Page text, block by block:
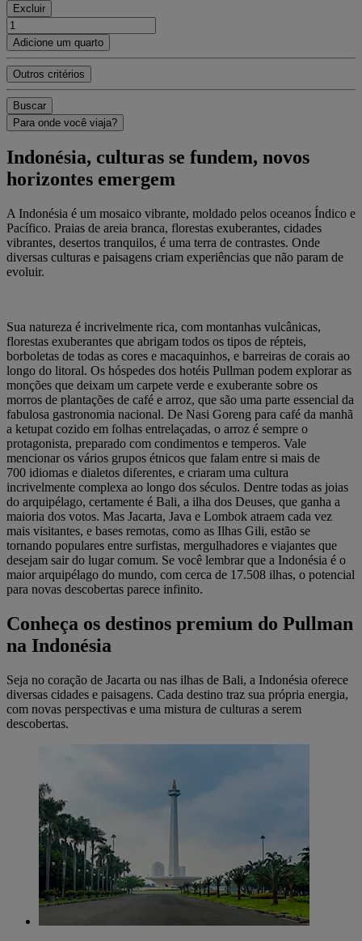
Excluir
Adicione um quarto
Outros critérios
Buscar
Para onde você viaja?
Indonésia, culturas se fundem, novos
horizontes emergem
A Indonésia é um mosaico vibrante, moldado pelos oceanos Índico e
Pacífico. Praias de areia branca, florestas exuberantes, cidades
vibrantes, desertos tranquilos, é uma terra de contrastes. Onde
diversas culturas e paisagens criam experiências que não param de
evoluir.
Sua natureza é incrivelmente rica, com montanhas vulcânicas,
florestas exuberantes que abrigam todos os tipos de répteis,
borboletas de todas as cores e macaquinhos, e barreiras de corais ao
longo do litoral. Os hóspedes dos hotéis Pullman podem explorar as
monções que deixam um carpete verde e exuberante sobre os
morros de plantações de café e arroz, que são uma parte essencial da
fabulosa gastronomia nacional. De Nasi Goreng para café da manhã
a ketupat cozido em folhas entrelaçadas, o arroz é sempre o
protagonista, preparado com condimentos e temperos. Vale
mencionar os vários grupos étnicos que falam entre si mais de
700 idiomas e dialetos diferentes, e criaram uma cultura
incrivelmente complexa ao longo dos séculos. Dentre todas as joias
do arquipélago, certamente é Bali, a ilha dos Deuses, que ganha a
maioria dos votos. Mas Jacarta, Java e Lombok atraem cada vez
mais visitantes, e bases remotas, como as Ilhas Gili, estão se
tornando populares entre surfistas, mergulhadores e viajantes que
desejam sair do lugar comum. Se você lembrar que a Indonésia é o
maior arquipélago do mundo, com cerca de 17.508 ilhas, o potencial
para novas descobertas parece infinito.
Conheça os destinos premium do Pullman
na Indonésia
Seja no coração de Jacarta ou nas ilhas de Bali, a Indonésia oferece
diversas cidades e paisagens. Cada destino traz sua própria energia,
com novas perspectivas e uma mistura de culturas a serem
descobertas.